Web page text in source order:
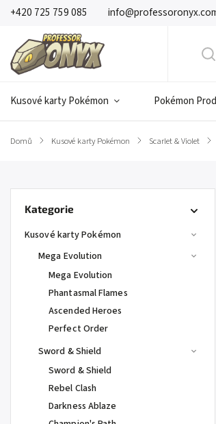
+420 725 759 085
Kusové karty Pokémon Pokémon
Domů / Kusové karty Pokémon / Scarlet & Violet /
Kategorie
Kusové karty Pokémon
Mega Evolution
Mega Evolution
Phantasmal Flames
Ascended Heroes
Perfect Order
Sword & Shield
Sword & Shield
Rebel Clash
Darkness Ablaze